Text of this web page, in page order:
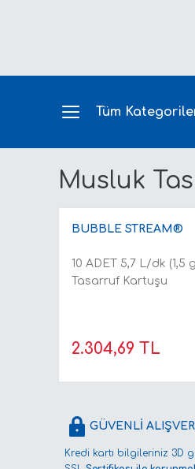
Tüm
Musluk
BUBBLE STREAM®
10 ADET 5,7 L/dk (1,5
Tasarruf Kartuşu
2.304,69 TL
GÜVENLİ
Kredi kartı bilgileriniz 3D